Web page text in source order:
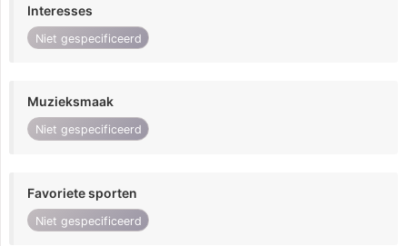
Interesses
Niet gespecificeerd
Muzieksmaak
Niet gespecificeerd
Favoriete sporten
Niet gespecificeerd